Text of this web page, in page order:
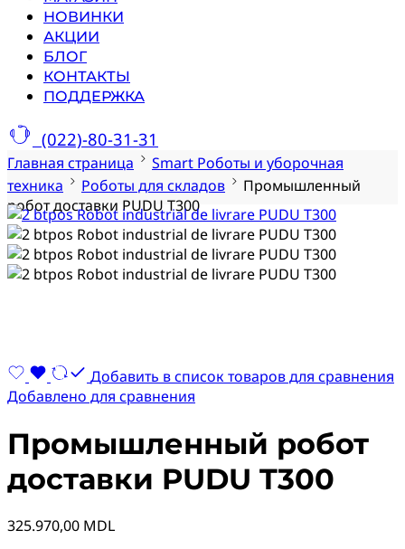
НОВИНКИ
АКЦИИ
БЛОГ
КОНТАКТЫ
ПОДДЕРЖКА
(022)-80-31-31
Главная страница
Smart Роботы и уборочная
техника
Роботы для складов
Промышленный
робот доставки PUDU T300
Добавить в список товаров для сравнения
Добавлено для сравнения
Промышленный робот
доставки PUDU T300
325.970,00 MDL